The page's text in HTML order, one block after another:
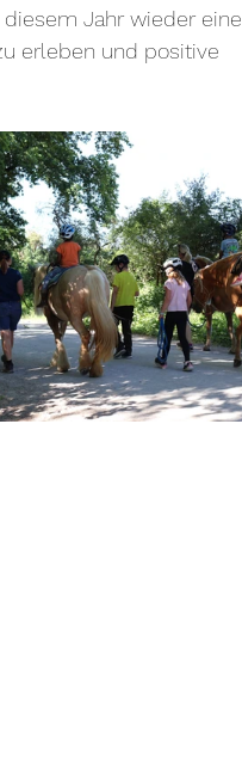
Jahr wieder eine
erleben und positive